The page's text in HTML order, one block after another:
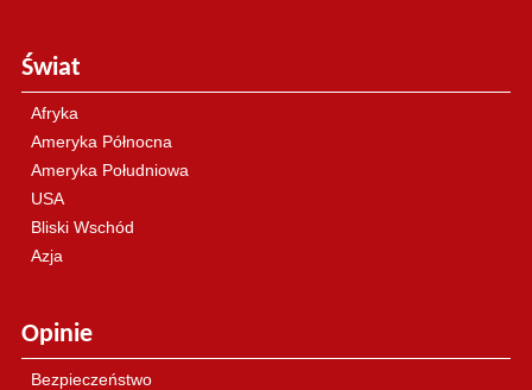
Świat
Afryka
Ameryka Północna
Ameryka Południowa
USA
Bliski Wschód
Azja
Opinie
Bezpieczeństwo